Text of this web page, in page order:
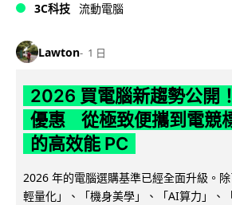
3C科技 流動電腦
Lawton 1 日
2026 買電腦新趨勢公開
優惠 從極致便攜到電競
的高效能 PC
2026 年的電腦選購基準已經全面升級。
輕量化」、「機身美學」、「AI算力」、